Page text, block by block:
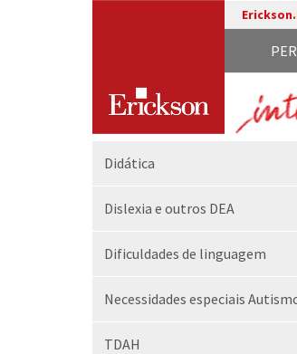
Didática
Dislexia e outros DEA
Dificuldades de linguagem
Necessidades especiais
TDAH